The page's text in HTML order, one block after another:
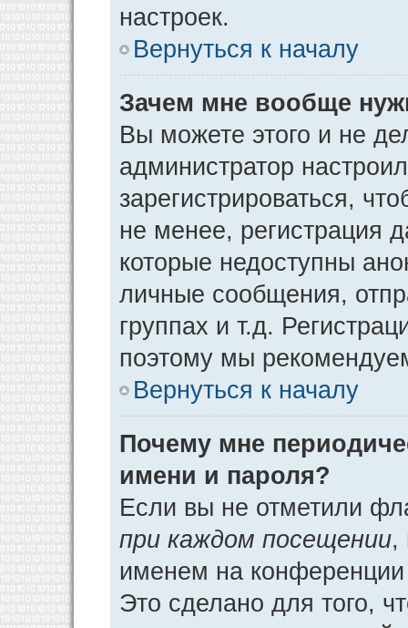
настроек.
Вернуться к началу
Зачем мне вообще
Вы можете этого и не
администратор
зарегистрироваться,
не менее, регистрация
которые недоступны
личные сообщения,
группах и т.д.
поэтому мы
Вернуться к началу
Почему мне
имени и пароля?
Если вы не отметили
при каждом посещении,
именем на конференции
Это сделано для того,